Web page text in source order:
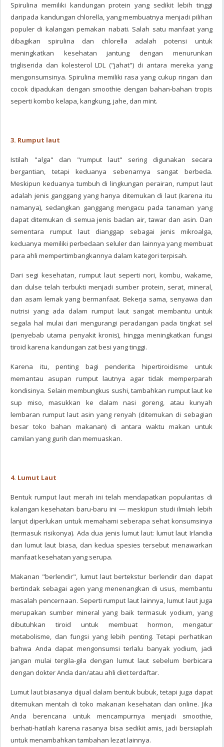
Spirulina memiliki kandungan protein yang sedikit lebih tinggi
daripada kandungan chlorella, yang membuatnya menjadi pilihan
populer di kalangan pemakan nabati. Salah satu manfaat yang
dibagikan spirulina dan chlorella adalah potensi untuk
meningkatkan kesehatan jantung dengan menurunkan
trigliserida dan kolesterol LDL ("jahat") di antara mereka yang
mengonsumsinya. Spirulina memiliki rasa yang cukup ringan dan
cocok dipadukan dengan smoothie dengan bahan-bahan tropis
seperti kombo kelapa, kangkung, jahe, dan mint.
3. Rumput laut
Istilah "alga" dan "rumput laut" sering digunakan secara
bergantian, tetapi keduanya sebenarnya sangat berbeda.
Meskipun keduanya tumbuh di lingkungan perairan, rumput laut
adalah jenis ganggang yang hanya ditemukan di laut (karena itu
namanya), sedangkan ganggang mengacu pada tanaman yang
dapat ditemukan di semua jenis badan air, tawar dan asin. Dan
sementara rumput laut dianggap sebagai jenis mikroalga,
keduanya memiliki perbedaan seluler dan lainnya yang membuat
para ahli mempertimbangkannya dalam kategori terpisah.
Dari segi kesehatan, rumput laut seperti nori, kombu, wakame,
dan dulse telah terbukti menjadi sumber protein, serat, mineral,
dan asam lemak yang bermanfaat. Bekerja sama, senyawa dan
nutrisi yang ada dalam rumput laut sangat membantu untuk
segala hal mulai dari mengurangi peradangan pada tingkat sel
(penyebab utama penyakit kronis), hingga meningkatkan fungsi
tiroid karena kandungan zat besi yang tinggi.
Karena itu, penting bagi penderita hipertiroidisme untuk
memantau asupan rumput lautnya agar tidak memperparah
kondisinya. Selain membungkus sushi, tambahkan rumput laut ke
sup miso, masukkan ke dalam nasi goreng, atau kunyah
lembaran rumput laut asin yang renyah (ditemukan di sebagian
besar toko bahan makanan) di antara waktu makan untuk
camilan yang gurih dan memuaskan.
4. Lumut Laut
Bentuk rumput laut merah ini telah mendapatkan popularitas di
kalangan kesehatan baru-baru ini — meskipun studi ilmiah lebih
lanjut diperlukan untuk memahami seberapa sehat konsumsinya
(termasuk risikonya). Ada dua jenis lumut laut: lumut laut Irlandia
dan lumut laut biasa, dan kedua spesies tersebut menawarkan
manfaat kesehatan yang serupa.
Makanan "berlendir", lumut laut bertekstur berlendir dan dapat
bertindak sebagai agen yang menenangkan di usus, membantu
masalah pencernaan. Seperti rumput laut lainnya, lumut laut juga
merupakan sumber mineral yang baik termasuk yodium, yang
dibutuhkan tiroid untuk membuat hormon, mengatur
metabolisme, dan fungsi yang lebih penting. Tetapi perhatikan
bahwa Anda dapat mengonsumsi terlalu banyak yodium, jadi
jangan mulai tergila-gila dengan lumut laut sebelum berbicara
dengan dokter Anda dan/atau ahli diet terdaftar.
Lumut laut biasanya dijual dalam bentuk bubuk, tetapi juga dapat
ditemukan mentah di toko makanan kesehatan dan online. Jika
Anda berencana untuk mencampurnya menjadi smoothie,
berhati-hatilah karena rasanya bisa sedikit amis, jadi bersiaplah
untuk menambahkan tambahan lezat lainnya.